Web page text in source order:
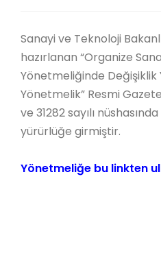
Sanayi ve Teknoloji
hazırlanan “Organize
Yönetmeliğinde Değişiklik
Yönetmelik” Resmi
ve 31282 sayılı
yürürlüğe girmiştir.
Yönetmeliğe bu linkten